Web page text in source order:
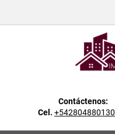
Contáctenos:
Cel. +542804880130